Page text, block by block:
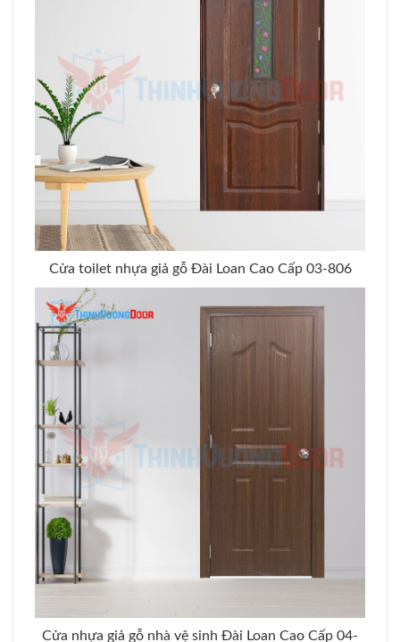
Cửa toilet nhựa giả gỗ Đài Loan Cao Cấp 03-806
Cửa nhựa giả gỗ nhà vệ sinh Đài Loan Cao Cấp 04-